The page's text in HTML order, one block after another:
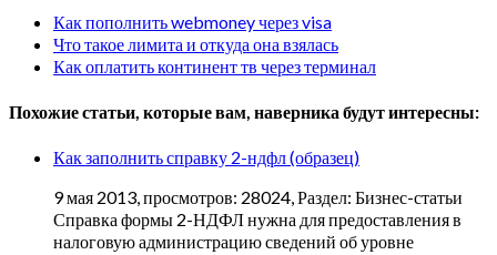
Как пополнить webmoney через visa
Что такое лимита и откуда она взялась
Как оплатить континент тв через терминал
Похожие статьи, которые вам, наверника будут интересны:
Как заполнить справку 2-ндфл (образец)
9 мая 2013, просмотров: 28024, Раздел: Бизнес-статьи
Справка формы 2-НДФЛ нужна для предоставления в
налоговую администрацию сведений об уровне